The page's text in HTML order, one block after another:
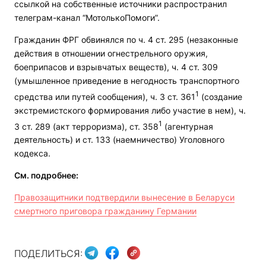
ссылкой на собственные источники распространил
телеграм-канал “МотолькоПомоги”.
Гражданин ФРГ обвинялся по ч. 4 ст. 295 (незаконные
действия в отношении огнестрельного оружия,
боеприпасов и взрывчатых веществ), ч. 4 ст. 309
(умышленное приведение в негодность транспортного
средства или путей сообщения), ч. 3 ст. 3611 (создание
экстремистского формирования либо участие в нем), ч.
3 ст. 289 (акт терроризма), ст. 3581 (агентурная
деятельность) и ст. 133 (наемничество) Уголовного
кодекса.
См. подробнее:
Правозащитники подтвердили вынесение в Беларуси
смертного приговора гражданину Германии
ПОДЕЛИТЬСЯ: